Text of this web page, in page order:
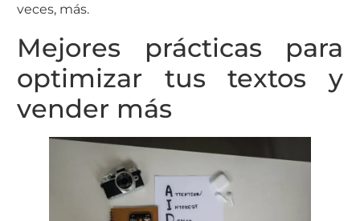
veces, más.
Mejores prácticas para
optimizar tus textos y
vender más